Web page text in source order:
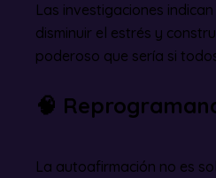
Las investigaciones
disminuir el estrés y
poderoso que sería si
🧠
La autoafirmación no es